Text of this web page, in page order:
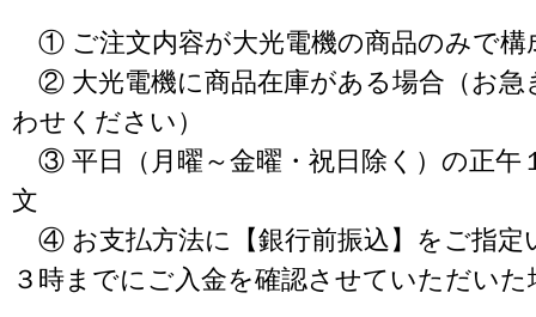
① ご注文内容が大光電機の商品のみで構
② 大光電機に商品在庫がある場合（お急
わせください）
③ 平日（月曜～金曜・祝日除く）の正午
文
④ お支払方法に【銀行前振込】をご指定
３時までにご入金を確認させていただいた